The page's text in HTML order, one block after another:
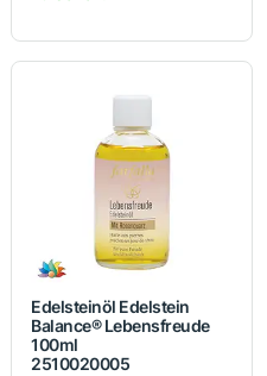
Edelsteinöl Edelstein
Balance® Lebensfreude
100ml
2510020005